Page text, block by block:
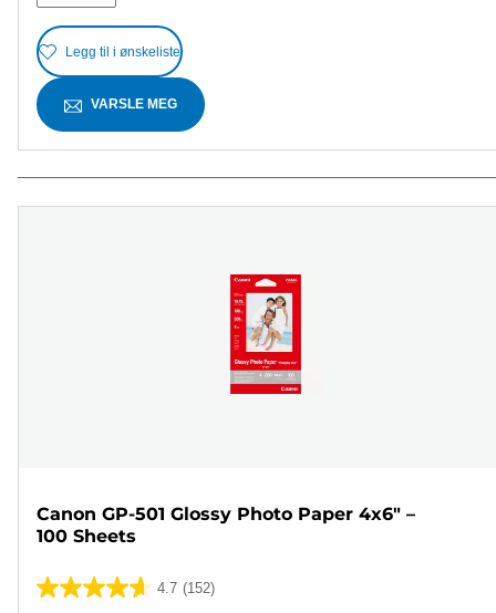
Legg til i ønskeliste
VARSLE MEG
Canon GP-501 Glossy Photo Paper 4x6" –
100 Sheets
4.7 (152)
4.7